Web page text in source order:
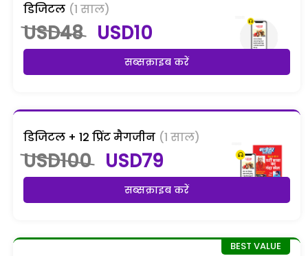
डिजिटल (1 साल)
USD48 USD10
सब्सक्राइब करें
डिजिटल + 12 प्रिंट मैगजीन (1 साल)
USD100 USD79
सब्सक्राइब करें